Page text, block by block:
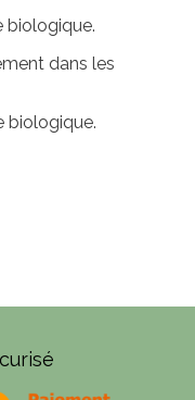
biologique.
dans les
biologique.